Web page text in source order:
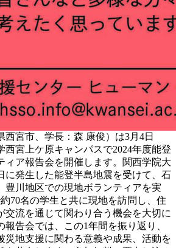
西宮市、学長：森 康俊）は3月4日
西宮上ケ原キャンパスで2024年度能登
ィア報告会を開催します。関西学院大
に発生した能登半島地震を受けて、石
豊川地区での現地ボランティアを実
70名の学生と共に現地を訪問し、住
交流を通じて関わり合う機会を大切に
報告会では、この1年間を振り返り、
災地支援に関わる意義や成果、活動を